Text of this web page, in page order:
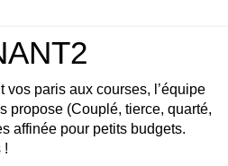
vos paris aux courses, l’équipe
propose (Couplé, tierce, quarté,
affinée pour petits budgets.
!